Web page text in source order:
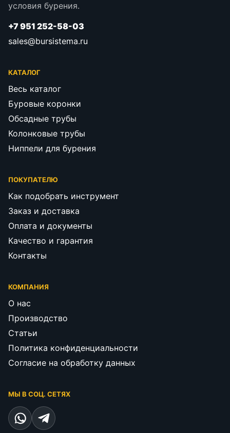
условия бурения.
+7 951 252-58-03
sales@bursistema.ru
КАТАЛОГ
Весь каталог
Буровые коронки
Обсадные трубы
Колонковые трубы
Ниппели для бурения
ПОКУПАТЕЛЮ
Как подобрать инструмент
Заказ и доставка
Оплата и документы
Качество и гарантия
Контакты
КОМПАНИЯ
О нас
Производство
Статьи
Политика конфиденциальности
Согласие на обработку данных
МЫ В СОЦ. СЕТЯХ